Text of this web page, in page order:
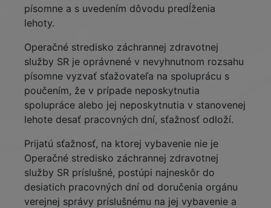
písomne a s uvedením dôvodu predĺženia
lehoty.
Operačné stredisko záchrannej zdravotnej
služby SR je oprávnené v nevyhnutnom rozsahu
písomne vyzvať sťažovateľa na spoluprácu s
poučením, že v prípade neposkytnutia
spolupráce alebo jej neposkytnutia v stanovenej
lehote desať pracovných dní, sťažnosť odloží.
Prijatú sťažnosť, na ktorej vybavenie nie je
Operačné stredisko záchrannej zdravotnej
služby SR príslušné, postúpi najneskôr do
desiatich pracovných dní od doručenia orgánu
verejnej správy príslušnému na jej vybavenie a